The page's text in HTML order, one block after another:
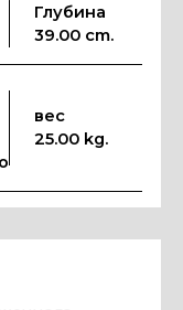
Глубина
39.00 cm.
вес
25.00 kg.